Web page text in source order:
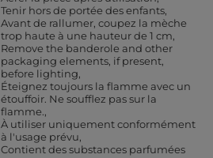
Tenir hors de portée des enfants
Avant de rallumer, coupez la mèche
trop haute à une hauteur de 1 cm
Remove the banderole and other
packaging elements, if present,
before lighting
Éteignez toujours la flamme avec un
étouffoir. Ne soufflez pas sur la
flamme.
À utiliser uniquement conformément
à l'usage prévu
Contient des substances parfumées